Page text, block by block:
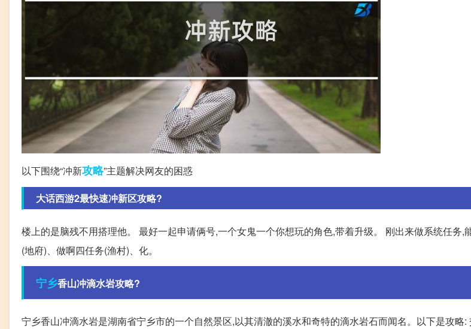
以下围绕“冲新攻略”主题解决网友的困惑
大话西游2最快速冲新区攻略?
楼上的是脑残不用搭理他。 最好一起申请俩号,一个女鬼一个你想玩的角色,带着升级。 刚出来做系统任务,
(地府)、做啊四任务(渔村)、化。
宁乡香山冲滴水岩攻略?
宁乡香山冲滴水岩是湖南省宁乡市的一个自然景区,以其清澈的溪水和奇特的滴水岩石而闻名。以下是攻略: